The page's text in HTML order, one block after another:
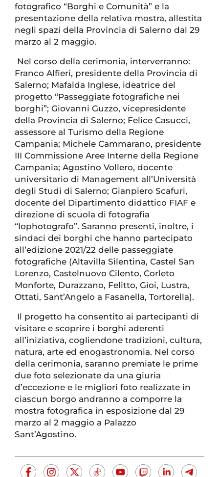
fotografico “Borghi e Comunità” e la
presentazione della relativa mostra, allestita
negli spazi della Provincia di Salerno dal 29
marzo al 2 maggio.
Nel corso della cerimonia, interverranno:
Franco Alfieri, presidente della Provincia di
Salerno; Mafalda Inglese, ideatrice del
progetto “Passeggiate fotografiche nei
borghi”; Giovanni Guzzo, vicepresidente
della Provincia di Salerno; Felice Casucci,
assessore al Turismo della Regione
Campania; Michele Cammarano, presidente
III Commissione Aree Interne della Regione
Campania; Agostino Vollero, docente
universitario di Management all’Università
degli Studi di Salerno; Gianpiero Scafuri,
docente del Dipartimento didattico FIAF e
direzione di scuola di fotografia
“Iophotografo”. Saranno presenti, inoltre, i
sindaci dei borghi che hanno partecipato
all’edizione 2021/22 delle passeggiate
fotografiche (Altavilla Silentina, Castel San
Lorenzo, Castelnuovo Cilento, Corleto
Monforte, Durazzano, Felitto, Gioi, Lustra,
Ottati, Sant’Angelo a Fasanella, Tortorella).
Il progetto ha consentito ai partecipanti di
visitare e scoprire i borghi aderenti
all’iniziativa, cogliendone tradizioni, cultura,
natura, arte ed enogastronomia. Nel corso
della cerimonia, saranno premiate le prime
due foto selezionate da una giuria
d’eccezione e le migliori foto realizzate in
ciascun borgo andranno a comporre la
mostra fotografica in esposizione dal 29
marzo al 2 maggio a Palazzo
Sant’Agostino.